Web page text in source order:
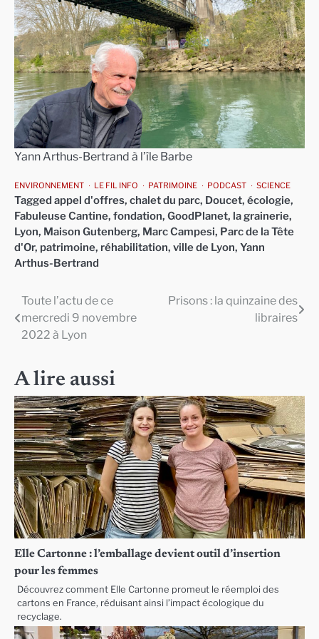
Yann Arthus-Bertrand à l’île Barbe
ENVIRONNEMENT LE FIL INFO PATRIMOINE PODCAST SCIENCE
Tagged appel d'offres, chalet du parc, Doucet, écologie,
Fabuleuse Cantine, fondation, GoodPlanet, la grainerie,
Lyon, Maison Gutenberg, Marc Campesi, Parc de la Tête
d'Or, patrimoine, réhabilitation, ville de Lyon, Yann
Arthus-Bertrand
Navigation
de
Toute l’actu de ce
mercredi 9 novembre
2022 à Lyon
Prisons : la quinzaine des
libraires
A lire aussi
Elle Cartonne : l’emballage devient outil d’insertion
pour les femmes
Découvrez comment Elle Cartonne promeut le réemploi des
cartons en France, réduisant ainsi l’impact écologique du
recyclage.